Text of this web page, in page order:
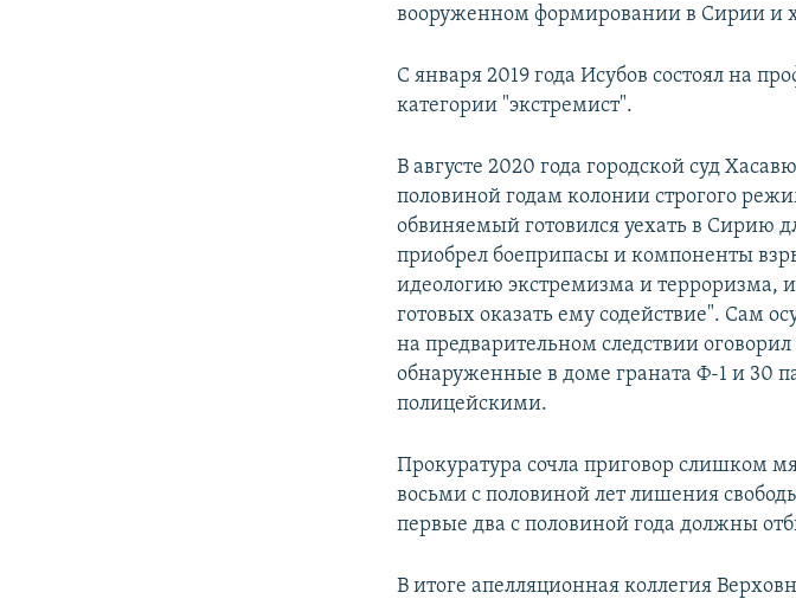
вооруженном формировании в Сирии и
С января 2019 года Исубов состоял на
категории "экстремист".
В августе 2020 года городской суд
половиной годам колонии строгого
обвиняемый готовился уехать в Сирию
приобрел боеприпасы и компоненты
идеологию экстремизма и терроризма,
готовых оказать ему содействие". Сам
на предварительном следствии
обнаруженные в доме граната Ф-1 и 30
полицейскими.
Прокуратура сочла приговор слишком
восьми с половиной лет лишения
первые два с половиной года должны
В итоге апелляционная коллегия